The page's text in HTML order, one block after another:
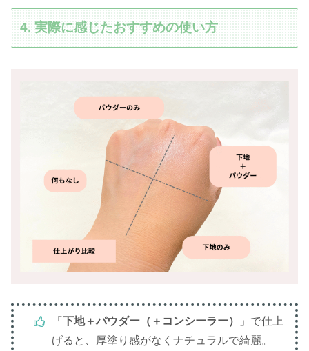
4. 実際に感じたおすすめの使い方
「 下地＋パウダー（＋コンシーラー）
」で仕上
げると、厚塗り感がなくナチュラルで綺麗。